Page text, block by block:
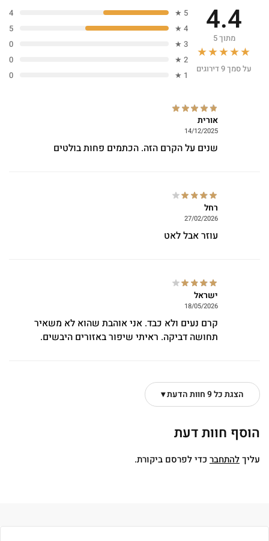
4.4
מתוך 5
★★★★★
על סמך 9 דירוגים
5 ★
4
4 ★
5
3 ★
0
2 ★
0
1 ★
0
אורית
14/12/2025
שנים על הקרם הזה. הכתמים פחות בולטים
רחל
27/02/2026
עוזר אבל לאט
ישראל
18/05/2026
קרם נעים ולא כבד. אני אוהבת שהוא לא משאיר
תחושה דביקה. ראיתי שיפור באזורים היבשים.
הצגת כל 9 חוות הדעת ▾
הוסף חוות דעת
עליךלהתחבר כדי לפרסם ביקורת.